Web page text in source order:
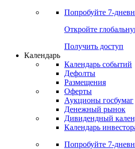
Попробуйте 7-
Откройте
Получить доступ
Календарь
Календарь событий
Дефолты
Размещения
Оферты
Аукционы госбумаг
Денежный рынок
Дивидендный
Календарь
Попробуйте 7-